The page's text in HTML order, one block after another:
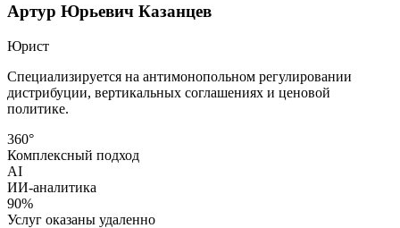
Артур Юрьевич Казанцев
Юрист
Специализируется на антимонопольном регулировании
дистрибуции, вертикальных соглашениях и ценовой
политике.
360°
Комплексный подход
AI
ИИ-аналитика
90%
Услуг оказаны удаленно